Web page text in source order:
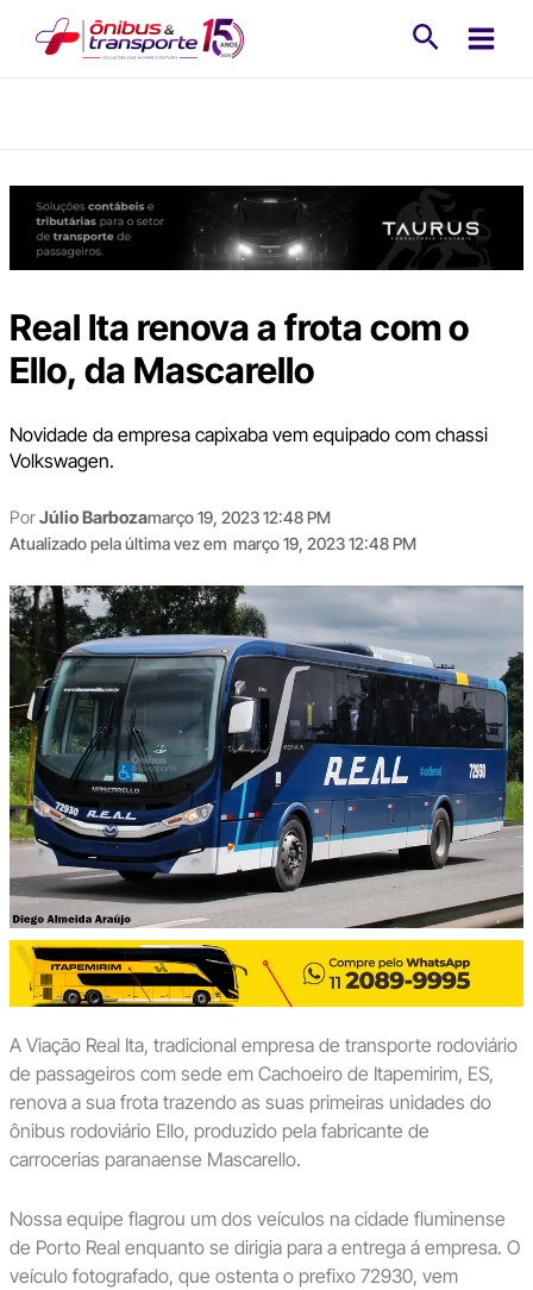
Real Ita renova a frota com o
Ello, da Mascarello
Novidade da empresa capixaba vem equipado com chassi
Volkswagen.
PorJúlio Barbozamarço 19, 2023 12:48 PM
Atualizado pela última vez em março 19, 2023 12:48 PM
A Viação Real Ita, tradicional empresa de transporte rodoviário
de passageiros com sede em Cachoeiro de Itapemirim, ES,
renova a sua frota trazendo as suas primeiras unidades do
ônibus rodoviário Ello, produzido pela fabricante de
carrocerias paranaense Mascarello.
Nossa equipe flagrou um dos veículos na cidade fluminense
de Porto Real enquanto se dirigia para a entrega á empresa. O
veículo fotografado, que ostenta o prefixo 72930, vem